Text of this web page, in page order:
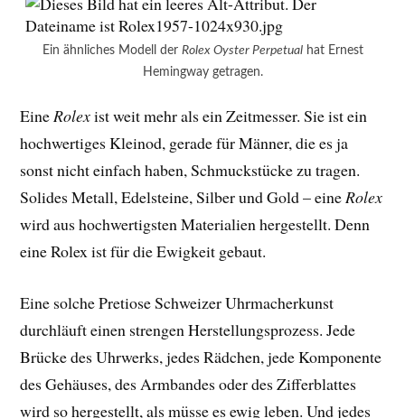
Ein ähnliches Modell der Rolex Oyster Perpetualhat Ernest
Hemingway getragen.
EineRolexist weit mehr als ein Zeitmesser. Sie ist ein
hochwertiges Kleinod, gerade für Männer, die es ja
sonst nicht einfach haben, Schmuckstücke zu tragen.
Solides Metall, Edelsteine, Silber und Gold – eineRolex
wird aus hochwertigsten Materialien hergestellt. Denn
eine Rolex ist für die Ewigkeit gebaut.
Eine solche Pretiose Schweizer Uhrmacherkunst
durchläuft einen strengen Herstellungsprozess. Jede
Brücke des Uhrwerks, jedes Rädchen, jede Komponente
des Gehäuses, des Armbandes oder des Zifferblattes
wird so hergestellt, als müsse es ewig leben. Und jedes